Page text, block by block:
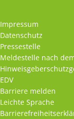
Impressum
Datenschutz
Pressestelle
Meldestelle nach
EDV
Barriere melden
Leichte Sprache